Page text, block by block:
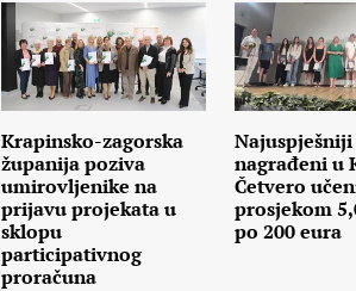
Krapinsko-zagorska
županija poziva
umirovljenike na
prijavu projekata u
sklopu
participativnog
proračuna
nagrađeni u
Četvero
prosjekom
po 200 eura